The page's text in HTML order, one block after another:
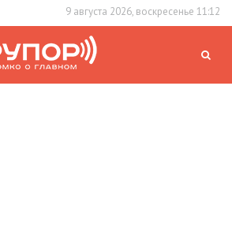
9 августа 2026, воскресенье 11:12